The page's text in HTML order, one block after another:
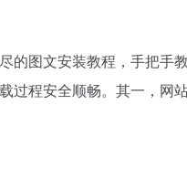
图文安装教程，手把
程安全顺畅。其一，网